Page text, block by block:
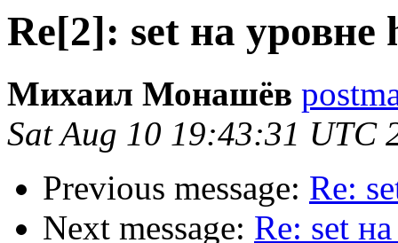
Re[2]: set на уровне
Михаил Монашёв
Sat Aug 10 19:43:31 UTC
Previous message: Re:
Next message: Re: set